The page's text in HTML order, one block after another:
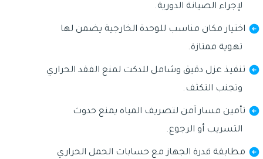
لإجراء الصيانة الدورية.
اختيار مكان مناسب للوحدة الخارجية يضمن لها
تهوية ممتازة.
تنفيذ عزل دقيق وشامل للدكت لمنع الفقد الحراري
وتجنب التكثف.
تأمين مسار آمن لتصريف المياه يمنع حدوث
التسريب أو الرجوع.
مطابقة قدرة الجهاز مع حسابات الحمل الحراري